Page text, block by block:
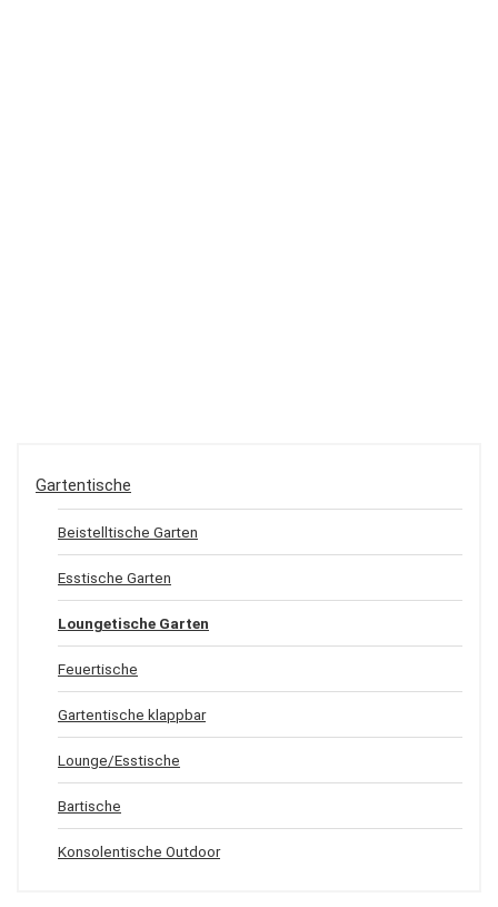
Gartentische
Beistelltische Garten
Esstische Garten
Loungetische Garten
Feuertische
Gartentische klappbar
Lounge/Esstische
Bartische
Konsolentische Outdoor